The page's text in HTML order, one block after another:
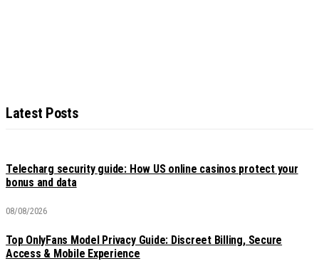
Latest Posts
Telecharg security guide: How US online casinos protect your
bonus and data
08/08/2026
Top OnlyFans Model Privacy Guide: Discreet Billing, Secure
Access & Mobile Experience